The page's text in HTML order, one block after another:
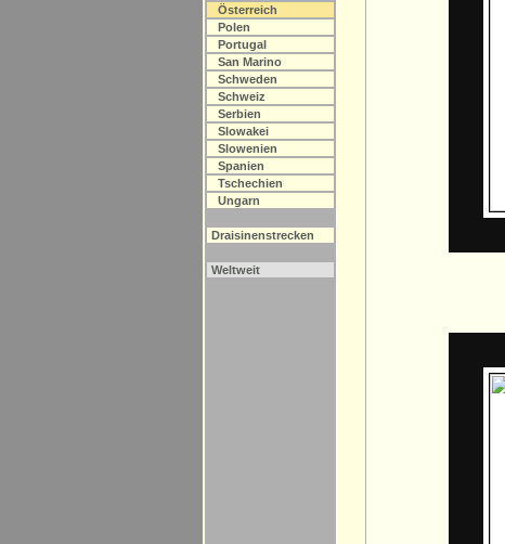
Österreich
Polen
Portugal
San Marino
Schweden
Schweiz
Serbien
Slowakei
Slowenien
Spanien
Tschechien
Ungarn
Draisinenstrecken
Weltweit